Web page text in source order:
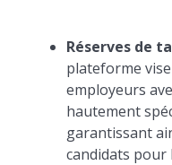
Réserves de
plateforme
employeurs
hautement
garantissant
candidats pour